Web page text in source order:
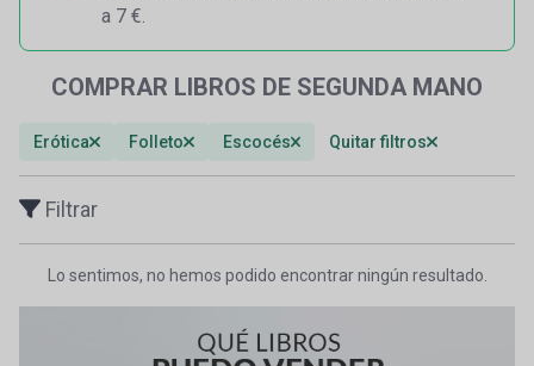
a 7 €.
COMPRAR LIBROS DE SEGUNDA MANO
Erótica Folleto Escocés Quitar filtros
Filtrar
Lo sentimos, no hemos podido encontrar ningún resultado.